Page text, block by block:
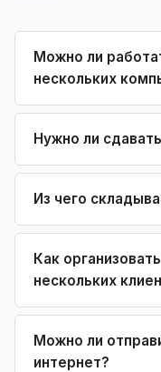
Можно ли
нескольких
Нужно ли
Из чего
Как
нескольких
Можно ли
интернет?